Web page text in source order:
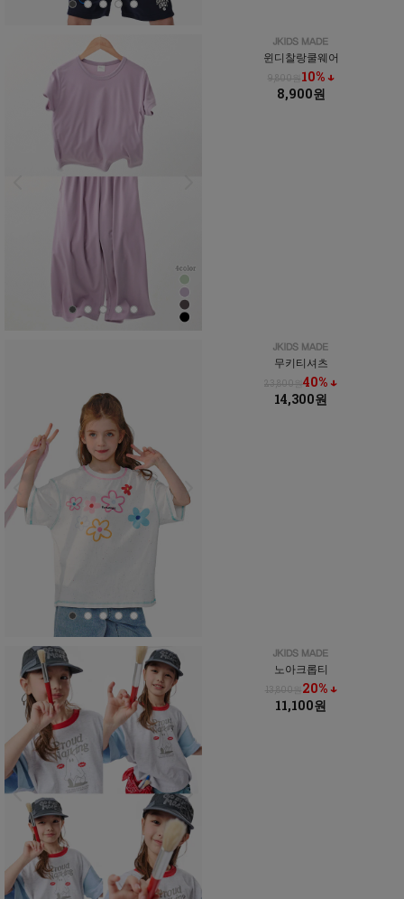
윈디찰랑쿨웨어
9,800원10% ↓
8,900원
무키티셔츠
23,800원40% ↓
14,300원
노아크롭티
13,800원20% ↓
11,100원